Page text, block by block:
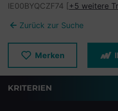
IE00BYQCZF74 [+5 weitere
Zurück zur Suche
Merken
KRITERIEN